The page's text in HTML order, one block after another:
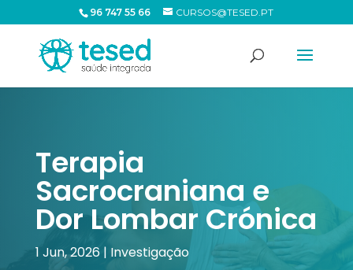
96 747 55 66 CURSOS@TESED.PT
Terapia
Sacrocraniana e
Dor Lombar Crónica
1 Jun, 2026| Investigação